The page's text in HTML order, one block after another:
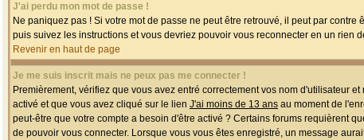
J'ai perdu mon mot de passe !
Ne paniquez pas ! Si votre mot de passe ne peut être retrouvé, il peut par
puis suivez les instructions et vous devriez pouvoir vous reconnecter en un rien
Revenir en haut de page
Je me suis inscrit mais ne peux pas me connecter !
Premièrement, vérifiez que vous avez entré correctement vos nom d'utilisateur
activé et que vous avez cliqué sur le lien J'ai moins de 13 ans au moment de
peut-être que votre compte a besoin d'être activé ? Certains forums requièrent
de pouvoir vous connecter. Lorsque vous vous êtes enregistré, un message